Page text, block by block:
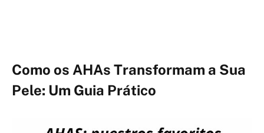
Como os AHAs Transformam a Sua
Pele: Um Guia Prático